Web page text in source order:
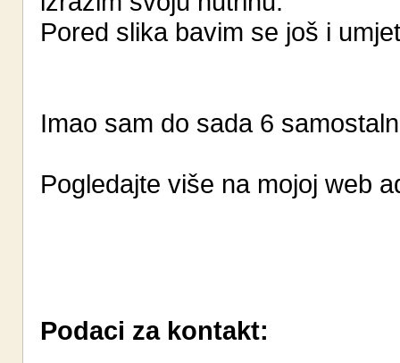
Pored slika bavim se još i
Imao sam do sada 6
Pogledajte više na mojoj web
Podaci za kontakt: